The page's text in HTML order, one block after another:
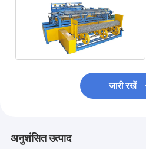
जारी रखें
अनुशंसित उत्पाद